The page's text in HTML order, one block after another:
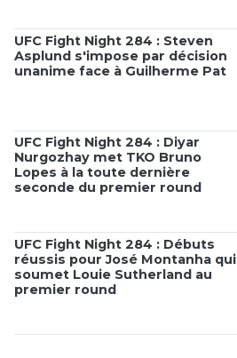
UFC Fight Night 284 : Steven
Asplund s'impose par décision
unanime face à Guilherme Pat
UFC Fight Night 284 : Diyar
Nurgozhay met TKO Bruno
Lopes à la toute dernière
seconde du premier round
UFC Fight Night 284 : Débuts
réussis pour José Montanha qui
soumet Louie Sutherland au
premier round